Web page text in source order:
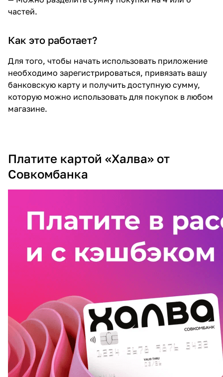
частей.
Как это работает?
Для того, чтобы начать использовать приложение
необходимо зарегистрироваться, привязать вашу
банковскую карту и получить доступную сумму,
которую можно использовать для покупок в любом
магазине.
Платите картой «Халва» от
Совкомбанка